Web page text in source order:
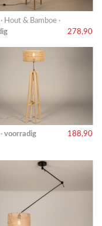
Hout & Bamboe ·
278,90
voorradig 188,90